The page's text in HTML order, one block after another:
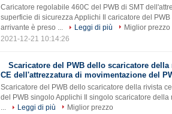
Caricatore regolabile 460C del PWB di SMT
superficie di sicurezza Applichi Il caricatore del
arrivante è preso ...
Leggi di più
Miglior prezzo
2021-12-21 10:14:26
Scaricatore del PWB dello scaricatore
CE dell'attrezzatura di movimentazione del
Scaricatore del PWB dello scaricatore della rivista
del PWB singolo Applichi Il singolo scaricatore
...
Leggi di più
Miglior prezzo